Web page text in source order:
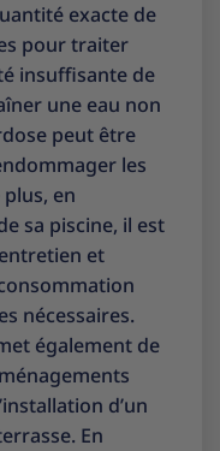
exacte de
pour traiter
insuffisante de
une eau non
peut être
les
en
sa piscine, il est
et
nécessaires.
également de
d’un
En